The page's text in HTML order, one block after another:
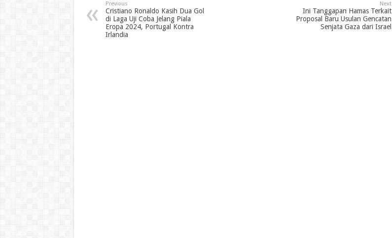
Previous
Cristiano Ronaldo Kasih Dua Gol
di Laga Uji Coba Jelang Piala
Eropa 2024, Portugal Kontra
Irlandia
Next
Ini Tanggapan Hamas Terkait
Proposal Baru Usulan Gencatan
Senjata Gaza dari Israel